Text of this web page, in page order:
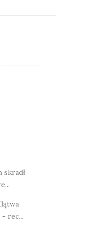
skradł
- rec...